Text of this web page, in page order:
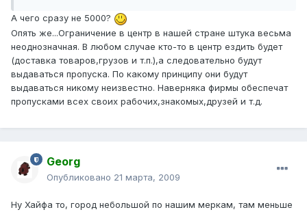
А чего сразу не 5000?
Опять же...Ограничение в центр в нашей стране штука весьма
неоднозначная. В любом случае кто-то в центр ездить будет
(доставка товаров,грузов и т.п.),а следовательно будут
выдаваться пропуска. По какому принципу они будут
выдаваться никому неизвестно. Наверняка фирмы обеспечат
пропусками всех своих рабочих,знакомых,друзей и т.д.
Georg
Опубликовано 21 марта, 2009
Ну Хайфа то, город небольшой по нашим меркам, там меньше